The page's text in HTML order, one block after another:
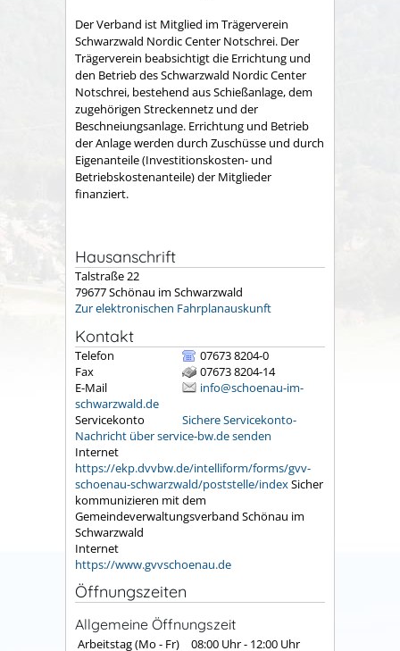
Der Verband ist Mitglied im Trägerverein
Schwarzwald Nordic Center Notschrei. Der
Trägerverein beabsichtigt die Errichtung und
den Betrieb des Schwarzwald Nordic Center
Notschrei, bestehend aus Schießanlage, dem
zugehörigen Streckennetz und der
Beschneiungsanlage. Errichtung und Betrieb
der Anlage werden durch Zuschüsse und durch
Eigenanteile (Investitionskosten- und
Betriebskostenanteile) der Mitglieder
finanziert.
Hausanschrift
Talstraße 22
79677Schönau im Schwarzwald
Zur elektronischen Fahrplanauskunft
Kontakt
Telefon
07673 8204-0
Fax
07673 8204-14
E-Mail
info@schoenau-im-
schwarzwald.de
Servicekonto
Sichere Servicekonto-
Nachricht über service-bw.de senden
Internet
https://ekp.dvvbw.de/intelliform/forms/gvv-
schoenau-schwarzwald/poststelle/indexSicher
kommunizieren mit dem
Gemeindeverwaltungsverband Schönau im
Schwarzwald
Internet
https://www.gvvschoenau.de
Öffnungszeiten
Allgemeine Öffnungszeit
Arbeitstag (Mo - Fr) 08:00 Uhr- 12:00 Uhr